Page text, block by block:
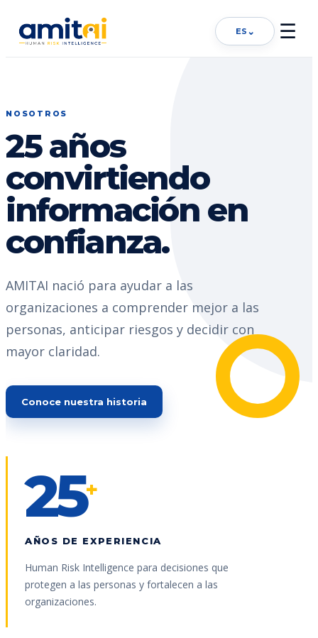
ES ⌄ ☰
NOSOTROS
25 años
convirtiendo
información en
confianza.
AMITAI nació para ayudar a las
organizaciones a comprender mejor a las
personas, anticipar riesgos y decidir con
mayor claridad.
Conoce nuestra historia
25+
AÑOS DE EXPERIENCIA
Human Risk Intelligence para decisiones que
protegen a las personas y fortalecen a las
organizaciones.